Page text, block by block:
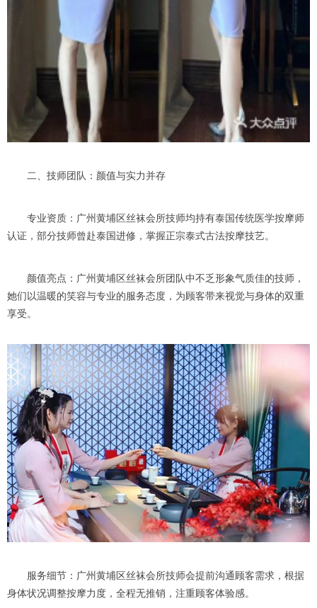
二、技师团队：颜值与实力并存
专业资质：广州黄埔区丝袜会所技师均持有泰国传统医学按摩师
认证，部分技师曾赴泰国进修，掌握正宗泰式古法按摩技艺。
颜值亮点：广州黄埔区丝袜会所团队中不乏形象气质佳的技师，
她们以温暖的笑容与专业的服务态度，为顾客带来视觉与身体的双重
享受。
服务细节：广州黄埔区丝袜会所技师会提前沟通顾客需求，根据
身体状况调整按摩力度，全程无推销，注重顾客体验感。